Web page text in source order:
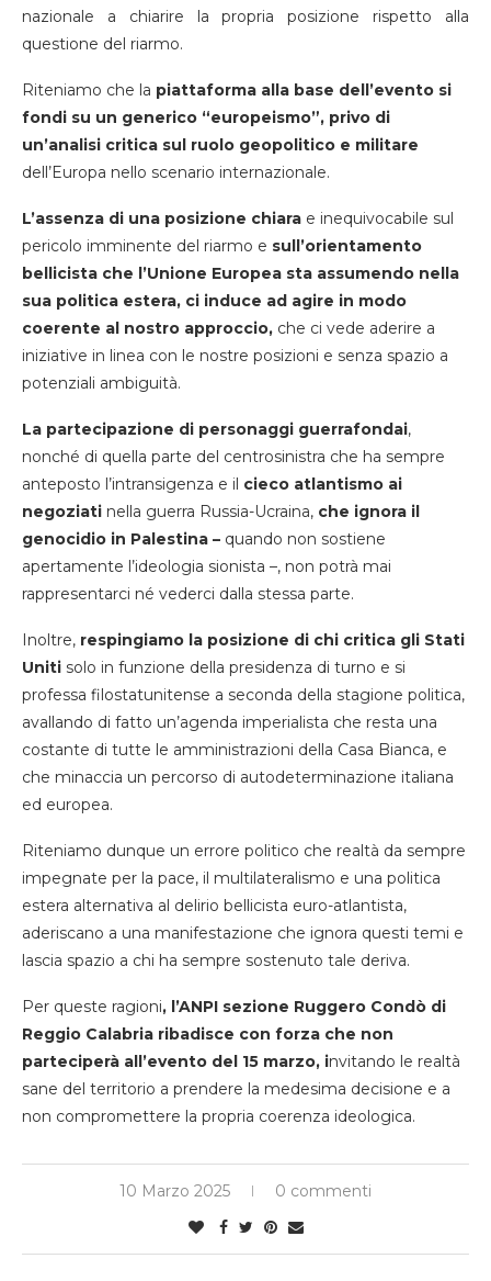
nazionale a chiarire la propria posizione rispetto alla
questione del riarmo.
Riteniamo che la piattaforma alla base dell’evento si
fondi su un generico “europeismo”, privo di
un’analisi critica sul ruolo geopolitico e militare
dell’Europa nello scenario internazionale.
L’assenza di una posizione chiara e inequivocabile sul
pericolo imminente del riarmo e sull’orientamento
bellicista che l’Unione Europea sta assumendo nella
sua politica estera, ci induce ad agire in modo
coerente al nostro approccio, che ci vede aderire a
iniziative in linea con le nostre posizioni e senza spazio a
potenziali ambiguità.
La partecipazione di personaggi guerrafondai,
nonché di quella parte del centrosinistra che ha sempre
anteposto l’intransigenza e il cieco atlantismo ai
negoziati nella guerra Russia-Ucraina, che ignora il
genocidio in Palestina – quando non sostiene
apertamente l’ideologia sionista –, non potrà mai
rappresentarci né vederci dalla stessa parte.
Inoltre, respingiamo la posizione di chi critica gli Stati
Uniti solo in funzione della presidenza di turno e si
professa filostatunitense a seconda della stagione politica,
avallando di fatto un’agenda imperialista che resta una
costante di tutte le amministrazioni della Casa Bianca, e
che minaccia un percorso di autodeterminazione italiana
ed europea.
Riteniamo dunque un errore politico che realtà da sempre
impegnate per la pace, il multilateralismo e una politica
estera alternativa al delirio bellicista euro-atlantista,
aderiscano a una manifestazione che ignora questi temi e
lascia spazio a chi ha sempre sostenuto tale deriva.
Per queste ragioni, l’ANPI sezione Ruggero Condò di
Reggio Calabria ribadisce con forza che non
parteciperà all’evento del 15 marzo, invitando le realtà
sane del territorio a prendere la medesima decisione e a
non compromettere la propria coerenza ideologica.
10 Marzo 2025 0 commenti